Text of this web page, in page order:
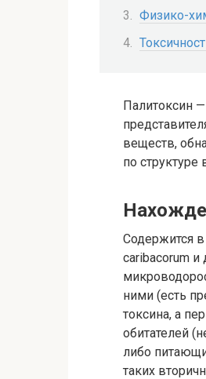
Физико-
Палитоксин
веществ,
по
Содержится в
caribacorum и
ними (есть
токсина, а
обитателей
либо
таких